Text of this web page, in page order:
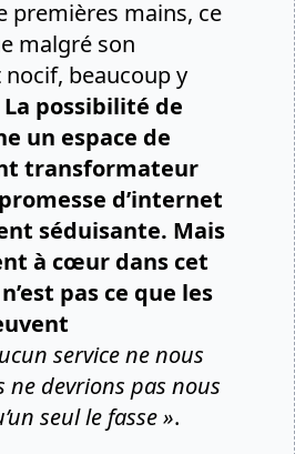
premières mains, ce
malgré son
beaucoup y
La possibilité de
un espace de
transformateur
d’internet
séduisante. Mais
à cœur dans cet
pas ce que les
service ne nous
ne devrions pas nous
seul le fasse ».